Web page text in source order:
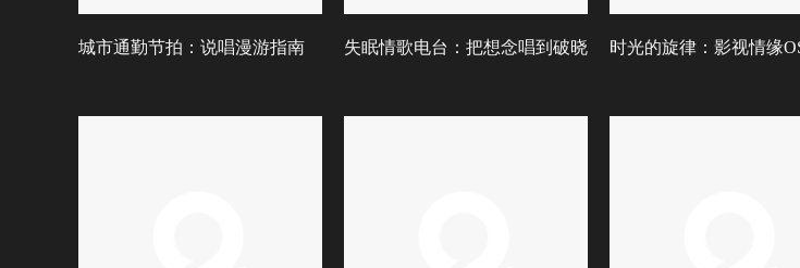
城市通勤节拍：说唱漫游指南 失眠情歌电台：把想念唱到破晓 时光的旋律：影视情缘